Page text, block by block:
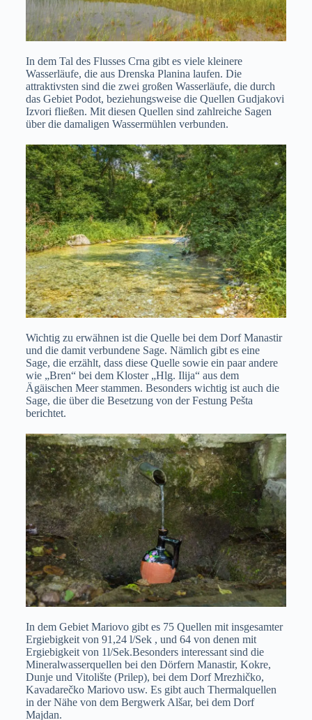
In dem Tal des Flusses Crna gibt es viele kleinere
Wasserläufe, die aus Drenska Planina laufen. Die
attraktivsten sind die zwei großen Wasserläufe, die durch
das Gebiet Podot, beziehungsweise die Quellen Gudjakovi
Izvori fließen. Mit diesen Quellen sind zahlreiche Sagen
über die damaligen Wassermühlen verbunden.
Wichtig zu erwähnen ist die Quelle bei dem Dorf Manastir
und die damit verbundene Sage. Nämlich gibt es eine
Sage, die erzählt, dass diese Quelle sowie ein paar andere
wie „Bren“ bei dem Kloster „Hlg. Ilija“ aus dem
Ägäischen Meer stammen. Besonders wichtig ist auch die
Sage, die über die Besetzung von der Festung Pešta
berichtet.
In dem Gebiet Mariovo gibt es 75 Quellen mit insgesamter
Ergiebigkeit von 91,24 l/Sek , und 64 von denen mit
Ergiebigkeit von 1l/Sek.Besonders interessant sind die
Mineralwasserquellen bei den Dörfern Manastir, Kokre,
Dunje und Vitolište (Prilep), bei dem Dorf Mrezhičko,
Kavadarečko Mariovo usw. Es gibt auch Thermalquellen
in der Nähe von dem Bergwerk Alšar, bei dem Dorf
Majdan.